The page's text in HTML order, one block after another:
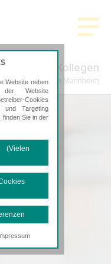
Theurer & Kollegen
in Mannheim
Website neben
Website
Cookies
Targeting
finden Sie in der
(Vielen
um die